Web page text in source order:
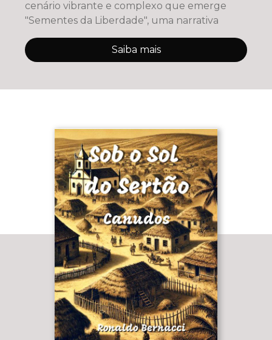
cenário vibrante e complexo que emerge
"Sementes da Liberdade", uma narrativa
Saiba mais